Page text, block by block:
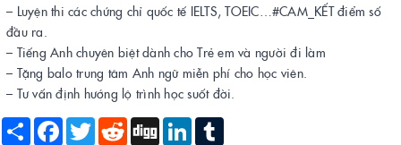
– Luyện thi các chứng chỉ quốc tế IELTS, TOEIC…#CAM_KẾT điểm số
đầu ra.
– Tiếng Anh chuyên biệt dành cho Trẻ em và người đi làm
– Tặng balo trung tâm Anh ngữ miễn phí cho học viên.
– Tư vấn định hướng lộ trình học suốt đời.
Share Facebook
Twitter Reddit Digg LinkedIn